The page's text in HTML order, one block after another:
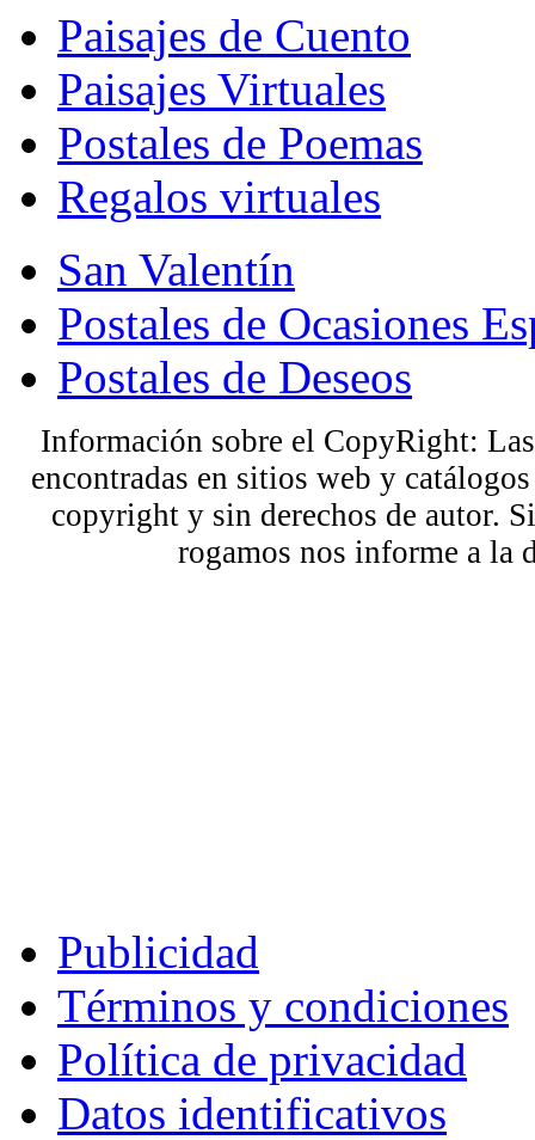
Paisajes de Cuento
Paisajes Virtuales
Postales de Poemas
Regalos virtuales
San Valentín
Postales de Ocasiones
Postales de Deseos
Información sobre el CopyRight:
encontradas en sitios web y
copyright y sin derechos de autor.
rogamos nos informe a la
Publicidad
Términos y condiciones
Política de privacidad
Datos identificativos